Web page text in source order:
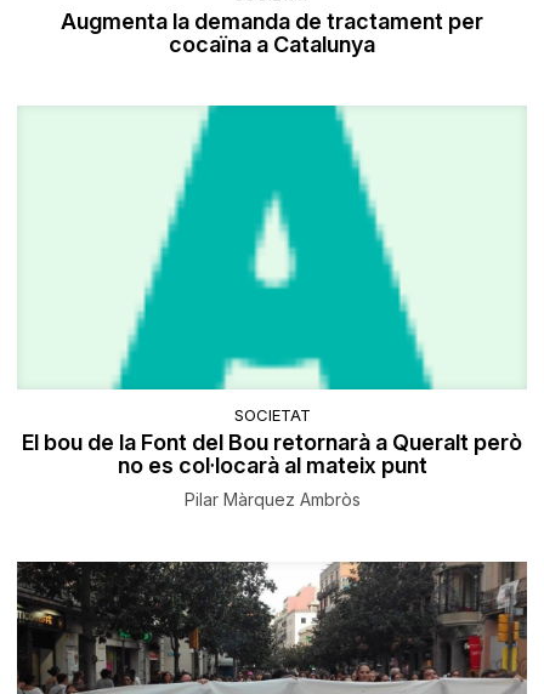
Augmenta la demanda de tractament per
cocaïna a Catalunya
SOCIETAT
El bou de la Font del Bou retornarà a Queralt però
no es col·locarà al mateix punt
Pilar Màrquez Ambròs